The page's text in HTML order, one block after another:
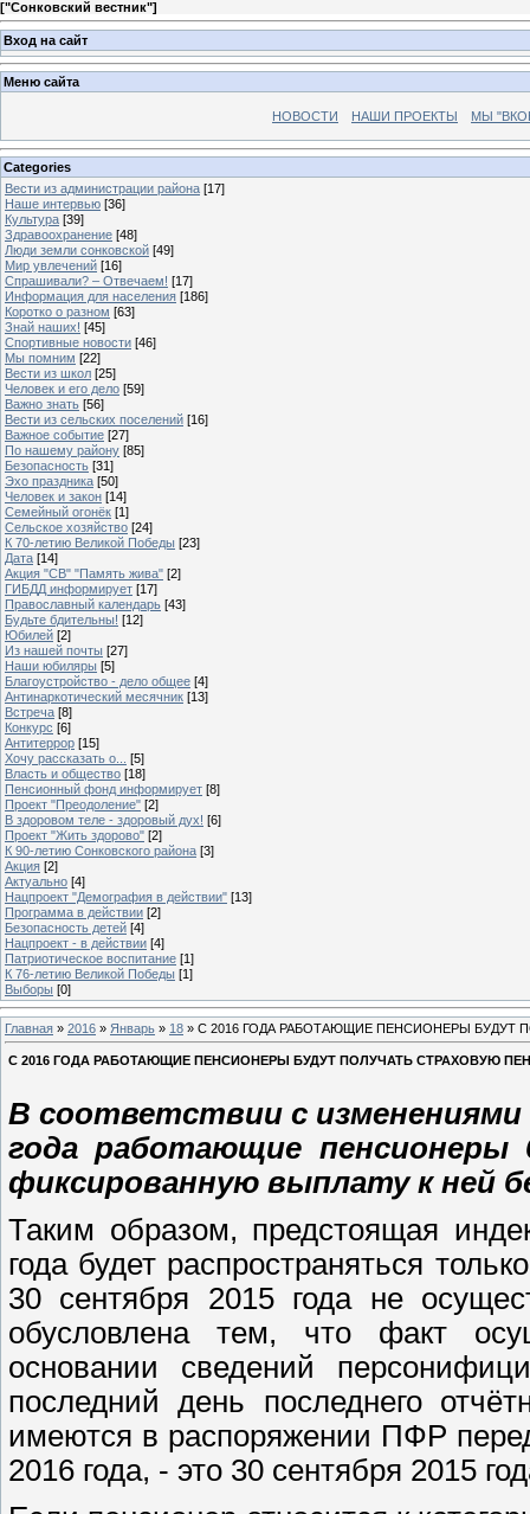
["Сонковский вестник"]
Вход на сайт
Меню сайта
НОВОСТИ НАШИ ПРОЕКТЫ МЫ
Categories
Вести из администрации района [17]
Наше интервью [36]
Культура [39]
Здравоохранение [48]
Люди земли сонковской [49]
Мир увлечений [16]
Спрашивали? – Отвечаем! [17]
Информация для населения [186]
Коротко о разном [63]
Знай наших! [45]
Спортивные новости [46]
Мы помним [22]
Вести из школ [25]
Человек и его дело [59]
Важно знать [56]
Вести из сельских поселений [16]
Важное событие [27]
По нашему району [85]
Безопасность [31]
Эхо праздника [50]
Человек и закон [14]
Семейный огонёк [1]
Сельское хозяйство [24]
К 70-летию Великой Победы [23]
Дата [14]
Акция "СВ" "Память жива" [2]
ГИБДД информирует [17]
Православный календарь [43]
Будьте бдительны! [12]
Юбилей [2]
Из нашей почты [27]
Наши юбиляры [5]
Благоустройство - дело общее [4]
Антинаркотический месячник [13]
Встреча [8]
Конкурс [6]
Антитеррор [15]
Хочу рассказать о...
[5]
Власть и общество [18]
Пенсионный фонд информирует [8]
Проект "Преодоление" [2]
В здоровом теле - здоровый дух! [6]
Проект "Жить здорово" [2]
К 90-летию Сонковского района [3]
Акция [2]
Актуально [4]
Нацпроект "Демография в действии" [13]
Программа в действии [2]
Безопасность детей [4]
Нацпроект - в действии [4]
Патриотическое воспитание [1]
К 76-летию Великой Победы [1]
Выборы [0]
Главная » 2016 » Январь » 18 » С 2016 ГОДА РАБОТАЮЩИЕ ПЕНСИОНЕРЫ БУДУТ
С 2016 ГОДА РАБОТАЮЩИЕ ПЕНСИОНЕРЫ БУДУТ ПОЛУЧАТЬ СТРАХОВУЮ
В соответствии с изменениями
года работающие
фиксированную выплату к ней
Таким образом, предстоящая
года будет распространяться
30 сентября 2015 года не
обусловлена тем, что факт
основании сведений
последний день последнего
имеются в распоряжении ПФР
2016 года, - это 30 сентября 2015